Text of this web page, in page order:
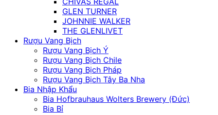
GLEN TURNER
JOHNNIE WALKER
THE GLENLIVET
Rượu Vang Bịch
Rượu Vang Bịch Ý
Rượu Vang Bịch Chile
Rượu Vang Bịch Pháp
Rượu Vang Bịch Tây Ba Nha
Bia Nhập Khẩu
Bia Hofbrauhaus Wolters Brewery (Đức)
Bia Bỉ